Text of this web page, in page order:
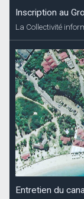
Inscription au
La Collectivité
Entretien du